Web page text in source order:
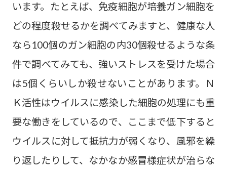
います。たとえば、免疫細胞が培養ガン細胞を
どの程度殺せるかを調べてみますと、健康な人
なら100個のガン細胞の内30個殺せるような条
件で調べてみても、強いストレスを受けた場合
は5個くらいしか殺せないことがあります。Ｎ
Ｋ活性はウイルスに感染した細胞の処理にも重
要な働きをしているので、ここまで低下すると
ウイルスに対して抵抗力が弱くなり、風邪を繰
り返したりして、なかなか感冒様症状が治らな